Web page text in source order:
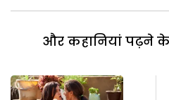
और कहानियां पढ़ने